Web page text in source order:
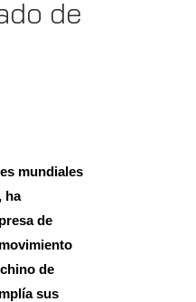
de
mundiales
ha
de
de
sus